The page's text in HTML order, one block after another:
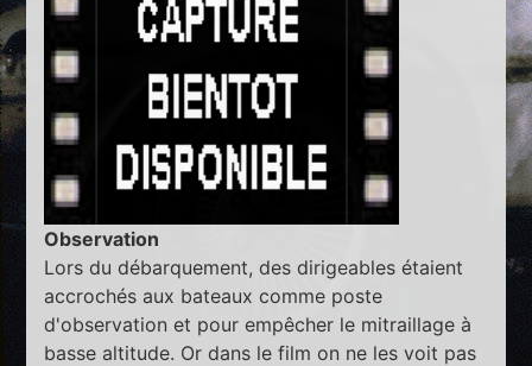
Observation
Lors du débarquement, des dirigeables étaient
accrochés aux bateaux comme poste
d'observation et pour empêcher le mitraillage à
basse altitude. Or dans le film on ne les voit pas